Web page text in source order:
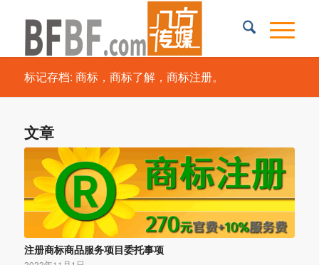
标记存档: 商标，商标了解，商标注册。
文章
注册商标商品服务项目委托事项